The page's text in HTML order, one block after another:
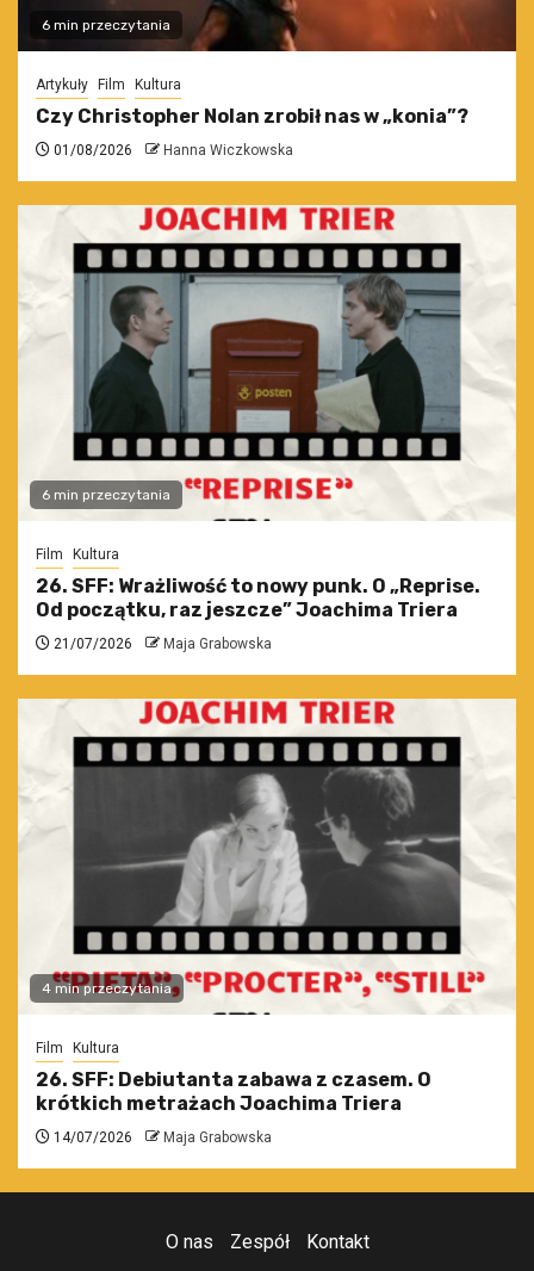
6 min przeczytania
Artykuły Film Kultura
Czy Christopher Nolan zrobił nas w „konia”?
01/08/2026 Hanna Wiczkowska
6 min przeczytania
Film Kultura
26. SFF: Wrażliwość to nowy punk. O „Reprise.
Od początku, raz jeszcze” Joachima Triera
21/07/2026 Maja Grabowska
4 min przeczytania
Film Kultura
26. SFF: Debiutanta zabawa z czasem. O
krótkich metrażach Joachima Triera
14/07/2026 Maja Grabowska
O nas Zespół Kontakt